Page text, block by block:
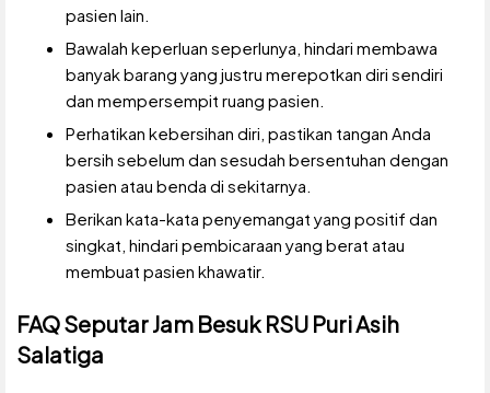
pasien lain.
Bawalah keperluan seperlunya, hindari membawa
banyak barang yang justru merepotkan diri sendiri
dan mempersempit ruang pasien.
Perhatikan kebersihan diri, pastikan tangan Anda
bersih sebelum dan sesudah bersentuhan dengan
pasien atau benda di sekitarnya.
Berikan kata-kata penyemangat yang positif dan
singkat, hindari pembicaraan yang berat atau
membuat pasien khawatir.
FAQ Seputar Jam Besuk RSU Puri Asih
Salatiga